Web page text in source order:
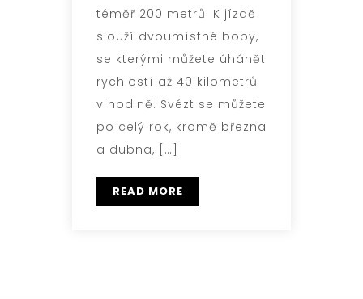
téměř 200 metrů. K jízdě
slouží dvoumístné boby,
se kterými můžete úhánět
rychlostí až 40 kilometrů
v hodině. Svézt se můžete
po celý rok, kromě března
a dubna, […]
READ MORE